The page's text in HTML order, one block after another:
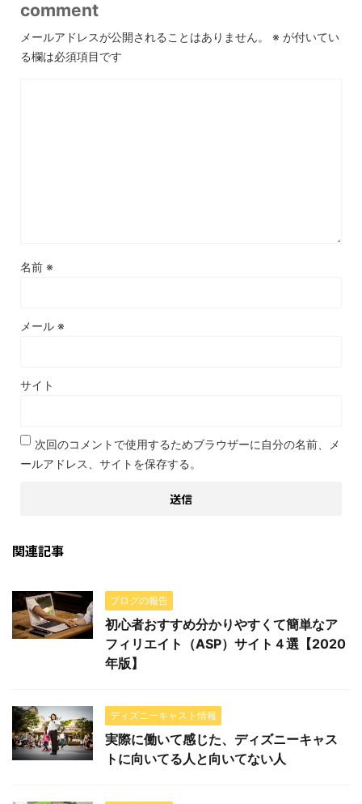
comment
メールアドレスが公開されることはありません。 ※ が付いてい
る欄は必須項目です
名前 ※
メール ※
サイト
次回のコメントで使用するためブラウザーに自分の名前、メ
ールアドレス、サイトを保存する。
関連記事
ブログの報告
初心者おすすめ分かりやすくて簡単なア
フィリエイト（ASP）サイト４選【2020
年版】
ディズニーキャスト情報
実際に働いて感じた、ディズニーキャス
トに向いてる人と向いてない人